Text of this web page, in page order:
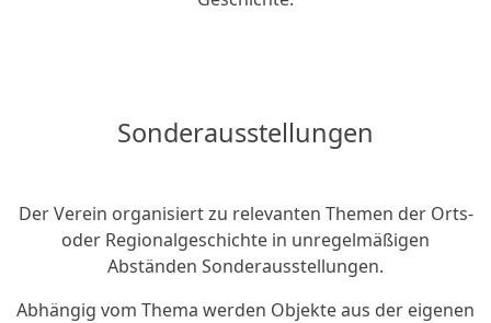
Sonderausstellungen
Der Verein organisiert zu relevanten Themen der Orts-
oder Regionalgeschichte in unregelmäßigen
Abständen Sonderausstellungen.
Abhängig vom Thema werden Objekte aus der eigenen